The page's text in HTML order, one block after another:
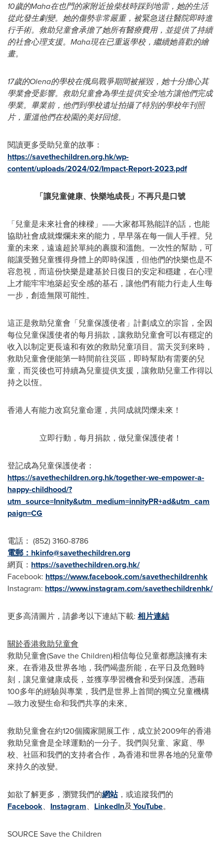
10歲的Maha在也門的家附近撿柴枝時踩到地雷，她的生活
從此發生劇變。她的傷勢非常嚴重，被緊急送往醫院即時進
行手術。救助兒童會承擔了她所有醫療費用，並提供了持續
的社會心理支援。 Maha現在已重返學校，繼續她喜歡的繪
畫。
17歲的Olena的學校在俄烏戰爭期間被摧毀，她十分擔心其
學業會受影響。救助兒童會為學生提供安全地方讓他們完成
學業。畢業前，他們到學校遺址拍攝了特別的學校年刊照
片，重溫他們在校園的美好回憶。
閱讀更多受助兒童的故事：
https://savethechildren.org.hk/wp-
content/uploads/2024/02/Impact-Report-2023.pdf
「讓兒童健康、快樂地成長」不再只是口號
「兒童是未來社會的棟樑」——大家都耳熟能詳的話，也能
協助社會成就燦爛未來的能力，早早落在每一個人手裡。兒
童的未來，遠遠超於單純的裹腹和溫飽。一次性的幫助，可
能讓受難兒童獲得身體上的即時保護，但他們的快樂也是不
容忽視，而這份快樂是建基於日復日的安定和穩建，在心理
上才能牢牢地築起安全感的基石，讓他們有能力行走人生每
一步，創造無限可能性。
這正是救助兒童會「兒童保護使者」計劃成立的宗旨，全因
每位兒童保護使者的每月捐款，讓救助兒童會可以有穩定的
收入以制定更長遠和有效的救助兒童項目。當天災到來時，
救助兒童會便能第一時間前往災區，即時幫助有需要的兒
童，而災後也可持續為兒童提供支援，讓救助兒童工作得以
持之以恆。
香港人有能力改寫兒童命運，共同成就閃爍未來！
立即行動，每月捐款，做兒童保護使者！
登記成為兒童保護使者：
https://savethechildren.org.hk/together-we-empower-a-
happy-childhood/?
utm_source=Innity&utm_medium=innityPR+ad&utm_cam
paign=CG
電話： (852) 3160-8786
電郵： hkinfo@savethechildren.org
網頁： https://savethechildren.org.hk/
Facebook: https://www.facebook.com/savethechildrenhk
Instagram: https://www.instagram.com/savethechildrenhk/
更多高清圖片，請參考以下連結下載: 相片連結
關於香港救助兒童會
救助兒童會(Save the Children)相信每位兒童都應該擁有未
來。在香港及世界各地，我們竭盡所能，在平日及危難時
刻，讓兒童健康成長，並獲享學習機會和受到保護。憑藉
100多年的經驗與專業，我們是世界上首間的獨立兒童機構
—致力改變生命和我們共享的未來。
救助兒童會在約120個國家開展工作，成立於2009年的香港
救助兒童會是全球運動的一分子。我們與兒童、家庭、學
校、社區和我們的支持者合作，為香港和世界各地的兒童帶
來持久的改變。
如欲了解更多，瀏覽我們的網站，或追蹤我們的
Facebook、 Instagram、 LinkedIn及YouTube。
SOURCE Save the Children